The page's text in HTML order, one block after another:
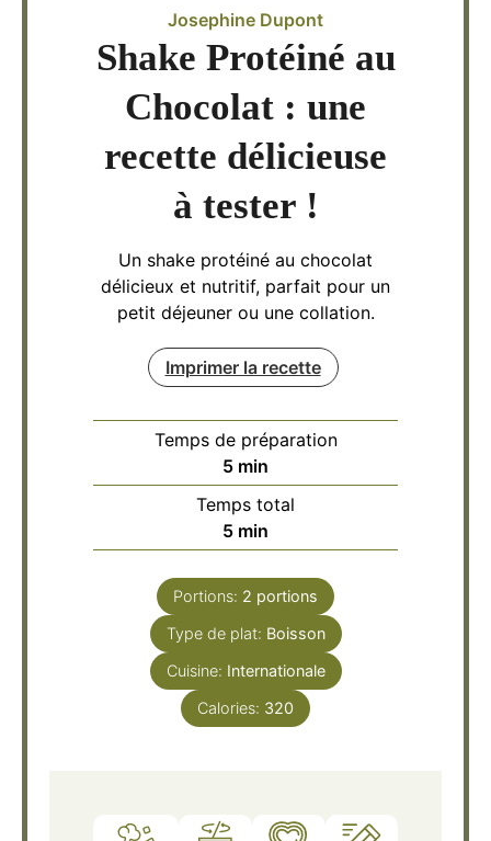
Josephine Dupont
Shake Protéiné au
Chocolat : une
recette délicieuse
à tester !
Un shake protéiné au chocolat
délicieux et nutritif, parfait pour un
petit déjeuner ou une collation.
Imprimer la recette
Temps de préparation
5minutes
min
Temps total
5minutes
min
Portions: 2 portions
Type de plat: Boisson
Cuisine: Internationale
Calories: 320